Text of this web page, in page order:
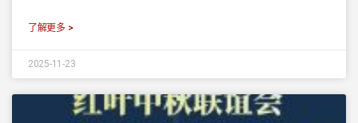
了解更多 >
2025-11-23